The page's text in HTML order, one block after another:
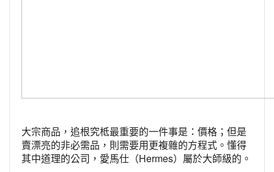
大宗商品，追根究柢最重要的一件事是：價格；但是
賣漂亮的非必需品，則需要用更複雜的方程式。懂得
其中道理的公司，愛馬仕（Hermes）屬於大師級的。